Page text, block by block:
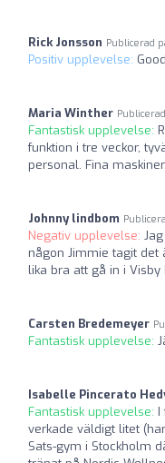
Rick Jonsson Publicerad
Positiv upplevelse:
Maria Winther
Fantastisk upplevelse:
funktion i tre veckor,
personal. Fina maskiner.
Johnny lindbom
Negativ upplevelse:
någon Jimmie tagit
lika bra att gå in i
Carsten Bredemeyer
Fantastisk upplevelse:
Isabelle Pincerato
Fantastisk upplevelse: I
verkade väldigt litet
Sats-gym i Stockholm